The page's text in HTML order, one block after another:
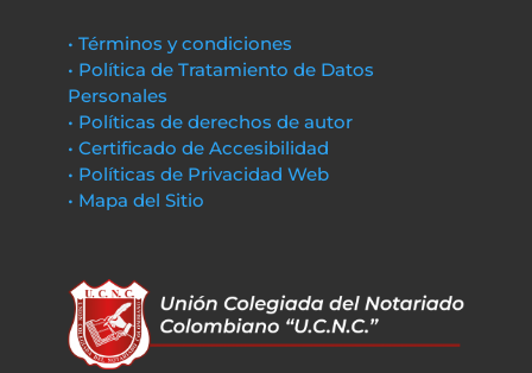
• Términos y condiciones
• Política de Tratamiento de Datos
Personales
• Políticas de derechos de autor
• Certificado de Accesibilidad
• Políticas de Privacidad Web
• Mapa del Sitio